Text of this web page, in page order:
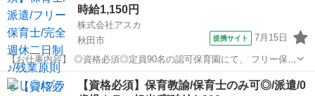
時給1,150円
株式会社アスカ
秋田市
提携サイト 7月15日
【お仕事内容】 ◎資格必須◎定員90名の認可保育園にて、 フリー保育
士の募集です☆彡 特定のクラスに固定されず、 園全体を見渡しながら
お子さまの成長を支えるやりがいがあります◎ お仕事内容は、 ●各ク
秋田 秋田市 保育士
【資格必須】保育教諭/保育士のみ可◎/派遣/0